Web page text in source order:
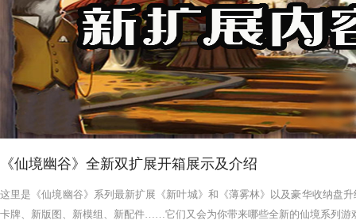
《仙境幽谷》全新双扩展开箱展示及介绍
这里是《仙境幽谷》系列最新扩展《新叶城》和《薄雾林》以及豪华收纳盘
卡牌、新版图、新模组、新配件……它们又会为你带来哪些全新的仙境系列游